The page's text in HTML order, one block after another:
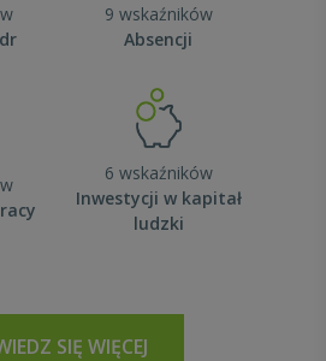
9 wskaźników
Absencji
6 wskaźników
Inwestycji w kapitał
ludzki
SIĘ WIĘCEJ